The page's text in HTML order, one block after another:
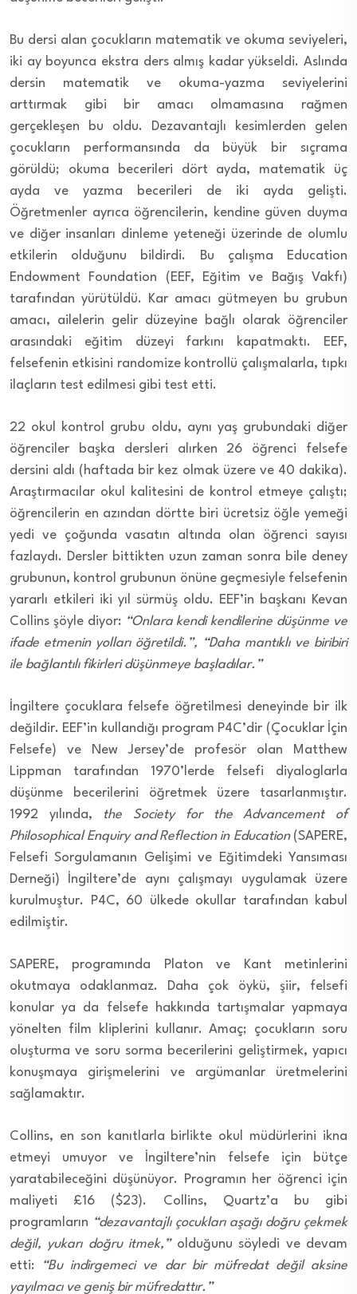
Bu dersi alan çocukların matematik ve okuma seviyeleri,
iki ay boyunca ekstra ders almış kadar yükseldi. Aslında
dersin matematik ve okuma-yazma seviyelerini
arttırmak gibi bir amacı olmamasına rağmen
gerçekleşen bu oldu. Dezavantajlı kesimlerden gelen
çocukların performansında da büyük bir sıçrama
görüldü; okuma becerileri dört ayda, matematik üç
ayda ve yazma becerileri de iki ayda gelişti.
Öğretmenler ayrıca öğrencilerin, kendine güven duyma
ve diğer insanları dinleme yeteneği üzerinde de olumlu
etkilerin olduğunu bildirdi. Bu çalışma Education
Endowment Foundation (EEF, Eğitim ve Bağış Vakfı)
tarafından yürütüldü. Kar amacı gütmeyen bu grubun
amacı, ailelerin gelir düzeyine bağlı olarak öğrenciler
arasındaki eğitim düzeyi farkını kapatmaktı. EEF,
felsefenin etkisini randomize kontrollü çalışmalarla, tıpkı
ilaçların test edilmesi gibi test etti.
22 okul kontrol grubu oldu, aynı yaş grubundaki diğer
öğrenciler başka dersleri alırken 26 öğrenci felsefe
dersini aldı (haftada bir kez olmak üzere ve 40 dakika).
Araştırmacılar okul kalitesini de kontrol etmeye çalıştı;
öğrencilerin en azından dörtte biri ücretsiz öğle yemeği
yedi ve çoğunda vasatın altında olan öğrenci sayısı
fazlaydı. Dersler bittikten uzun zaman sonra bile deney
grubunun, kontrol grubunun önüne geçmesiyle felsefenin
yararlı etkileri iki yıl sürmüş oldu. EEF’in başkanı Kevan
Collins şöyle diyor: “Onlara kendi kendilerine düşünme ve
ifade etmenin yolları öğretildi.”, “Daha mantıklı ve biribiri
ile bağlantılı fikirleri düşünmeye başladılar.”
İngiltere çocuklara felsefe öğretilmesi deneyinde bir ilk
değildir. EEF’in kullandığı program P4C’dir (Çocuklar İçin
Felsefe) ve New Jersey’de profesör olan Matthew
Lippman tarafından 1970’lerde felsefi diyaloglarla
düşünme becerilerini öğretmek üzere tasarlanmıştır.
1992 yılında, the Society for the Advancement of
Philosophical Enquiry and Reflection in Education(SAPERE,
Felsefi Sorgulamanın Gelişimi ve Eğitimdeki Yansıması
Derneği) İngiltere’de aynı çalışmayı uygulamak üzere
kurulmuştur. P4C, 60 ülkede okullar tarafından kabul
edilmiştir.
SAPERE, programında Platon ve Kant metinlerini
okutmaya odaklanmaz. Daha çok öykü, şiir, felsefi
konular ya da felsefe hakkında tartışmalar yapmaya
yönelten film kliplerini kullanır. Amaç; çocukların soru
oluşturma ve soru sorma becerilerini geliştirmek, yapıcı
konuşmaya girişmelerini ve argümanlar üretmelerini
sağlamaktır.
Collins, en son kanıtlarla birlikte okul müdürlerini ikna
etmeyi umuyor ve İngiltere’nin felsefe için bütçe
yaratabileceğini düşünüyor. Programın her öğrenci için
maliyeti £16 ($23). Collins, Quartz’a bu gibi
programların “dezavantajlı çocukları aşağı doğru çekmek
değil, yukarı doğru itmek,”olduğunu söyledi ve devam
etti:
“Bu indirgemeci ve dar bir müfredat değil aksine
yayılmacı ve geniş bir müfredattır.”